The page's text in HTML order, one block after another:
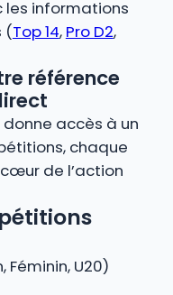
informations
(Top 14, Pro D2,
référence
accès à un
chaque
de l’action
Féminin, U20)